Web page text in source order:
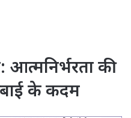
आत्मनिर्भरता की
के कदम